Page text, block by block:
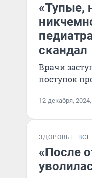
«Тупые,
скандал
Врачи
поступок
12 декабря,
ЗДОРОВЬЕ
«После